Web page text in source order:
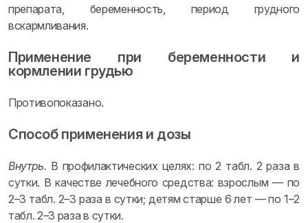
препарата, беременность, период грудного
вскармливания.
Применение при беременности и
кормлении грудью
Противопоказано.
Способ применения и дозы
Внутрь. В профилактических целях: по 2 табл. 2 раза в
сутки. В качестве лечебного средства: взрослым — по
2–3 табл. 2–3 раза в сутки; детям старше 6 лет — по 1–2
табл. 2–3 раза в сутки.